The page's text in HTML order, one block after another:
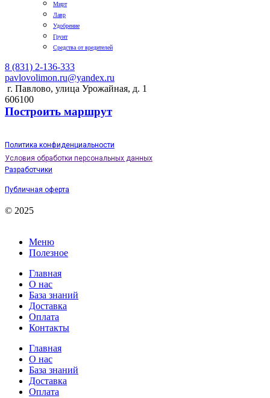
Мирт
Лавр
Удобрение
Грунт
Средства от вредителей
8 (831) 2-136-333
pavlovolimon.ru@yandex.ru
г. Павлово, улица Урожайная, д. 1
606100
Построить маршрут
Политика конфиденциальности
Условия обработки персональных данных
Разработчики
Публичная оферта
© 2025
Меню
Полезное
Главная
О нас
База знаний
Доставка
Оплата
Контакты
Главная
О нас
База знаний
Доставка
Оплата